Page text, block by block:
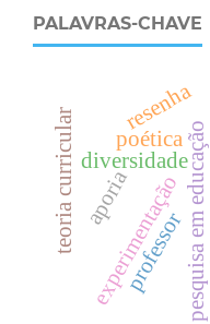
PALAVRAS-CHAVE
pesquisa em educação
diversidade
poética
teoria curricularexperimentação
professor
resenha
aporia